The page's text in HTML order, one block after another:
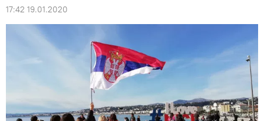
17:42 19.01.2020